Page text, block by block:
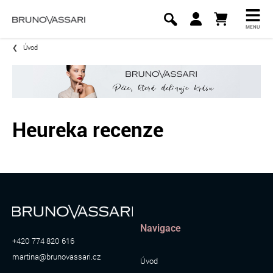
MENU
Úvod
Heureka recenze
+420 774 820 616
martina@brunovassari.cz
Navigace
Úvod